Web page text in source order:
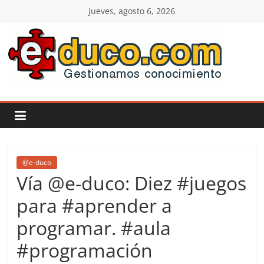
contenido
jueves, agosto 6, 2026
E-
duco:
Gestión
del
Conocimiento
Learn
more.
Do
@e-duco
Vía @e-duco: Diez #juegos
para #aprender a
programar. #aula
#programación